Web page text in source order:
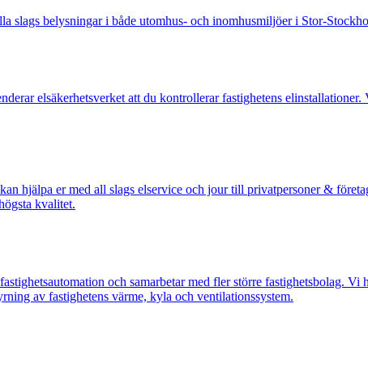
slags belysningar i både utomhus- och inomhusmiljöer i Stor-
elsäkerhetsverket att du kontrollerar fastighetens
hjälpa er med all slags elservice och jour till privatpersoner &
kvalitet.
och samarbetar med fler större fastighetsbolag.
av fastighetens värme, kyla och ventilationssystem.